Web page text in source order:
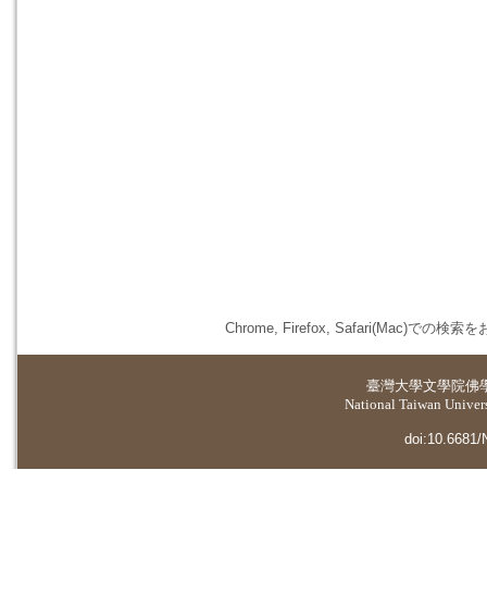
Chrome, Firefox, Safari(Mac)での検索を
臺灣大學文學院佛
National Taiwan
doi:10.6681/